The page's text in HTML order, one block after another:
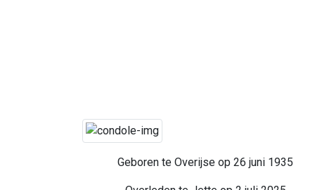
Geboren te Overijse op 26 juni 1935